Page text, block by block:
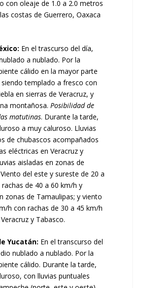
con oleaje de 1.0 a 2.0 metros
costas de Guerrero, Oaxaca
En el trascurso del día,
a nublado. Por la
cálido en la mayor parte
templado a fresco con
en sierras de Veracruz, y
montañosa. Posibilidad de
matutinas. Durante la tarde,
a muy caluroso. Lluvias
de chubascos acompañados
eléctricas en Veracruz y
aisladas en zonas de
del este y sureste de 20 a
de 40 a 60 km/h y
zonas de Tamaulipas; y viento
h con rachas de 30 a 45 km/h
y Tabasco.
Yucatán: En el transcurso del
nublado a nublado. Por la
cálido. Durante la tarde,
con lluvias puntuales